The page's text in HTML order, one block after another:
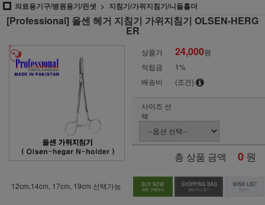
의료용기구/병원용기/핀셋 지침기/가위지침기/니들홀더
[Professional] 올센 헤거 지침기 가위지침기 OLSEN-HERG
ER
12cm,14cm, 17cm, 19cm 선택가능
상품가 24,000원
적립금
1%
배송비
(조건)
사이즈 선
택
총 상품 금액 0 원